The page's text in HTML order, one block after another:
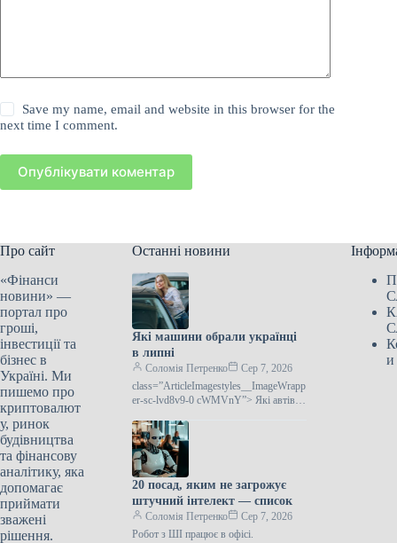
Save my name, email and website in this browser for the
next time I comment.
Опублікувати коментар
Про сайт
«Фінанси
новини» —
портал про
гроші,
інвестиції та
бізнес в
Україні. Ми
пишемо про
криптовалют
у, ринок
будівництва
та фінансову
аналітику, яка
допомагає
приймати
зважені
рішення.
Останні новини
Які машини обрали українці
в липні
Соломія Петренко
Сер 7, 2026
class=”ArticleImagestyles__ImageWrapp
er-sc-lvd8v9-0 cWMVnY”> Які автівки
інформацією Укравтопрому, у липні
поточного року в Україні
20 посад, яким не загрожує
штучний інтелект — список
Соломія Петренко
Сер 7, 2026
Робот з ШІ працює в офісі.
и